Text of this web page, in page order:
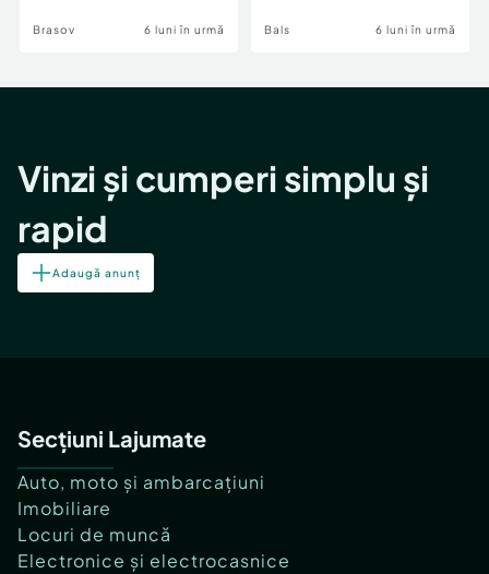
Brasov 6 luni în urmă Bals 6 luni în urmă
Vinzi și cumperi simplu și
rapid
Adaugă anunț
Secțiuni Lajumate
Auto, moto și ambarcațiuni
Imobiliare
Locuri de muncă
Electronice și electrocasnice